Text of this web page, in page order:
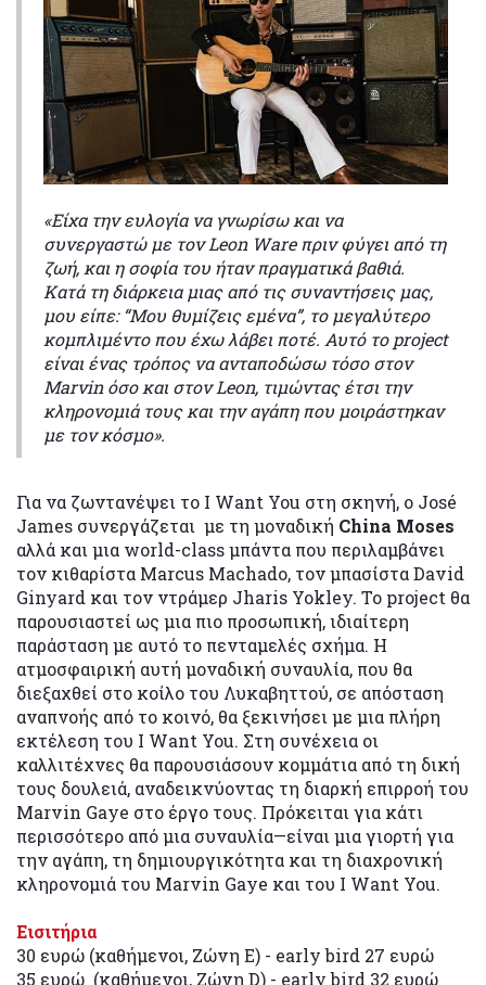
«Είχα την ευλογία να γνωρίσω και να
συνεργαστώ με τον Leon Ware πριν φύγει από τη
ζωή, και η σοφία του ήταν πραγματικά βαθιά.
Κατά τη διάρκεια μιας από τις συναντήσεις μας,
μου είπε: “Μου θυμίζεις εμένα”, το μεγαλύτερο
κομπλιμέντο που έχω λάβει ποτέ. Αυτό το project
είναι ένας τρόπος να ανταποδώσω τόσο στον
Marvin όσο και στον Leon, τιμώντας έτσι την
κληρονομιά τους και την αγάπη που μοιράστηκαν
με τον κόσμο».
Για να ζωντανέψει το I Want You στη σκηνή, ο José
James συνεργάζεται με τη μοναδική China Moses
αλλά και μια world-class μπάντα που περιλαμβάνει
τον κιθαρίστα Marcus Machado, τον μπασίστα David
Ginyard και τον ντράμερ Jharis Yokley. Το project θα
παρουσιαστεί ως μια πιο προσωπική, ιδιαίτερη
παράσταση με αυτό το πενταμελές σχήμα. Η
ατμοσφαιρική αυτή μοναδική συναυλία, που θα
διεξαχθεί στο κοίλο του Λυκαβηττού, σε απόσταση
αναπνοής από το κοινό, θα ξεκινήσει με μια πλήρη
εκτέλεση του I Want You. Στη συνέχεια οι
καλλιτέχνες θα παρουσιάσουν κομμάτια από τη δική
τους δουλειά, αναδεικνύοντας τη διαρκή επιρροή του
Marvin Gaye στο έργο τους. Πρόκειται για κάτι
περισσότερο από μια συναυλία—είναι μια γιορτή για
την αγάπη, τη δημιουργικότητα και τη διαχρονική
κληρονομιά του Marvin Gaye και του I Want You.
Εισιτήρια
30 ευρώ (καθήμενοι, Ζώνη E) - early bird 27 ευρώ
35 ευρώ (καθήμενοι, Ζώνη D) - early bird 32 ευρώ